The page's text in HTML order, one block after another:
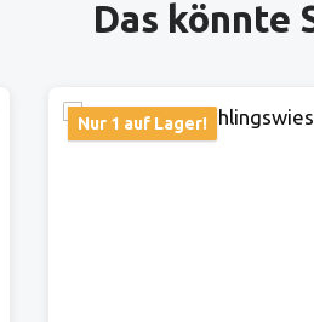
Das könnte
Nur 1 auf Lager!